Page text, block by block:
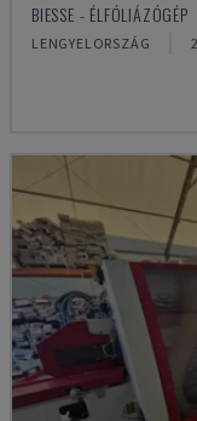
BIESSE - ÉLFÓLIÁZÓGÉP
LENGYELORSZÁG